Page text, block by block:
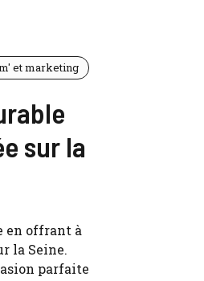
et marketing
sur la
en offrant à
la Seine.
parfaite